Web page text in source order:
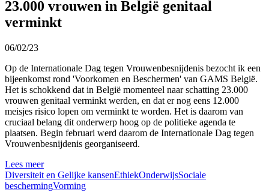
23.000 vrouwen in België genitaal
verminkt
06/02/23
Op de Internationale Dag tegen Vrouwenbesnijdenis bezocht ik een
bijeenkomst rond 'Voorkomen en Beschermen' van GAMS België.
Het is schokkend dat in België momenteel naar schatting 23.000
vrouwen genitaal verminkt werden, en dat er nog eens 12.000
meisjes risico lopen om verminkt te worden. Het is daarom van
cruciaal belang dit onderwerp hoog op de politieke agenda te
plaatsen. Begin februari werd daarom de Internationale Dag tegen
Vrouwenbesnijdenis georganiseerd.
Lees meer
Diversiteit en Gelijke kansenEthiekOnderwijsSociale
beschermingVorming